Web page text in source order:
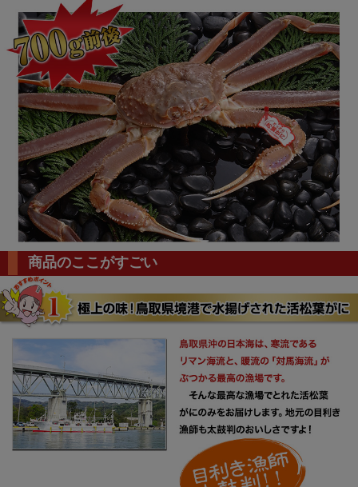
商品のここがすごい